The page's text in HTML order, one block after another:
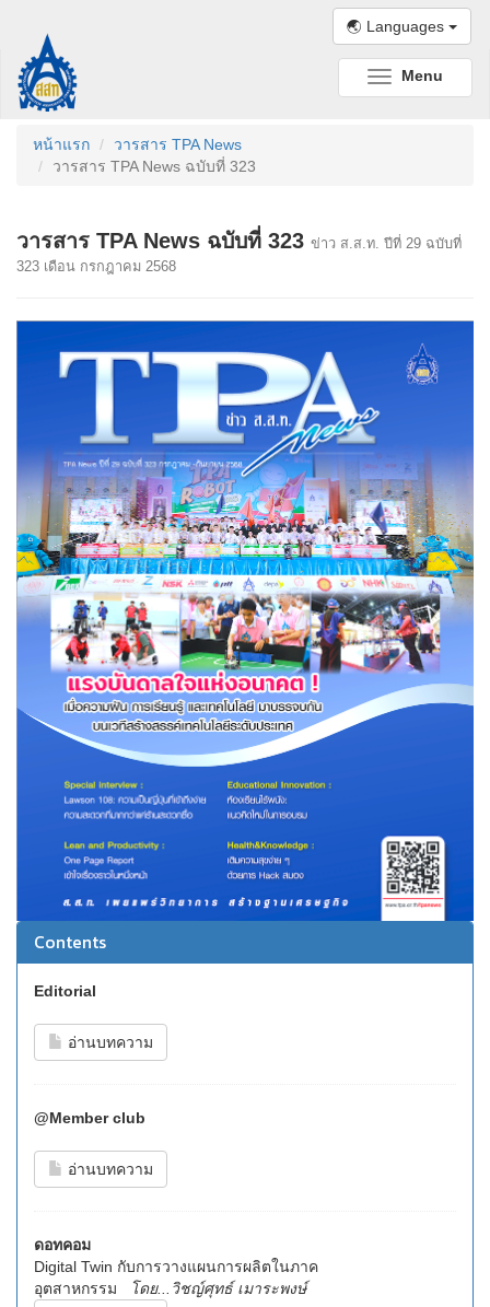
🌏 Languages
Toggle
navigation
Menu
หน้าแรก
วารสาร TPA News
วารสาร TPA News ฉบับที่ 323
วารสาร TPA News ฉบับที่ 323 ข่าว ส.ส.ท. ปีที่ 29 ฉบับที่
323 เดือน กรกฎาคม 2568
Contents
Editorial
อ่านบทความ
@Member club
อ่านบทความ
ดอทคอม
Digital Twin กับการวางแผนการผลิตในภาค
อุตสาหกรรม
โดย...วิชญ์ศุทธ์ เมาระพงษ์